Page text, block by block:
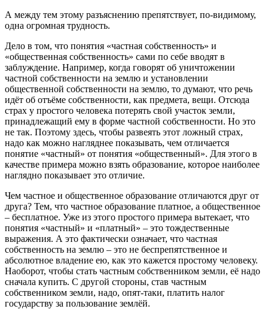
А между тем этому разъяснению препятствует, по-видимому,
одна огромная трудность.
Дело в том, что понятия «частная собственность» и
«общественная собственность» сами по себе вводят в
заблуждение. Например, когда говорят об уничтожении
частной собственности на землю и установлении
общественной собственности на землю, то думают, что речь
идёт об отъёме собственности, как предмета, вещи. Отсюда
страх у простого человека потерять свой участок земли,
принадлежащий ему в форме частной собственности. Но это
не так. Поэтому здесь, чтобы развеять этот ложный страх,
надо как можно нагляднее показывать, чем отличается
понятие «частный» от понятия «общественный». Для этого в
качестве примера можно взять образование, которое наиболее
наглядно показывает это отличие.
Чем частное и общественное образование отличаются друг от
друга? Тем, что частное образование платное, а общественное
– бесплатное. Уже из этого простого примера вытекает, что
понятия «частный» и «платный» – это тождественные
выражения. А это фактически означает, что частная
собственность на землю – это не беспрепятственное и
абсолютное владение ею, как это кажется простому человеку.
Наоборот, чтобы стать частным собственником земли, её надо
сначала купить. С другой стороны, став частным
собственником земли, надо, опят-таки, платить налог
государству за пользование землёй.